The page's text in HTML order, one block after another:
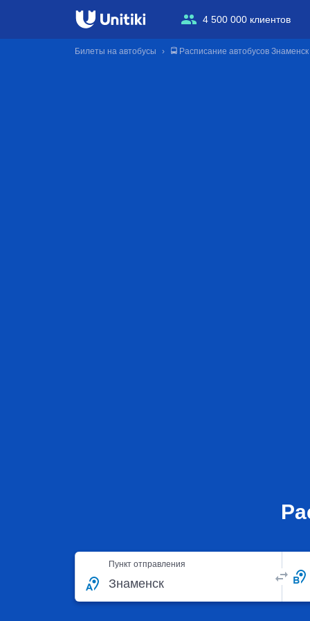
4 500 000 клиентов
Билеты на автобусы 🚍 Расписание автобусов Знаменск
Пункт отправления